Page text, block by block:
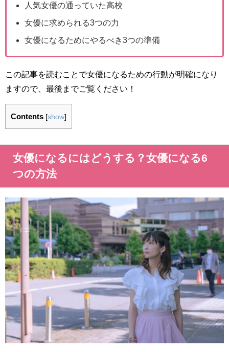
人気女優の通っていた高校
女優に求められる3つの力
女優になるためにやるべき3つの準備
この記事を読むことで女優になるための行動が明確になり
ますので、最後までご覧ください！
Contents [show]
女優になるにはどうする？女優になる6
つの方法